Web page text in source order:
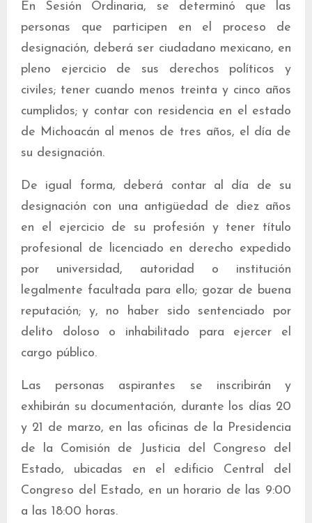
En Sesión Ordinaria, se determinó que las
personas que participen en el proceso de
designación, deberá ser ciudadano mexicano, en
pleno ejercicio de sus derechos políticos y
civiles; tener cuando menos treinta y cinco años
cumplidos; y contar con residencia en el estado
de Michoacán al menos de tres años, el día de
su designación.
De igual forma, deberá contar al día de su
designación con una antigüedad de diez años
en el ejercicio de su profesión y tener título
profesional de licenciado en derecho expedido
por universidad, autoridad o institución
legalmente facultada para ello; gozar de buena
reputación; y, no haber sido sentenciado por
delito doloso o inhabilitado para ejercer el
cargo público.
Las personas aspirantes se inscribirán y
exhibirán su documentación, durante los días 20
y 21 de marzo, en las oficinas de la Presidencia
de la Comisión de Justicia del Congreso del
Estado, ubicadas en el edificio Central del
Congreso del Estado, en un horario de las 9:00
a las 18:00 horas.